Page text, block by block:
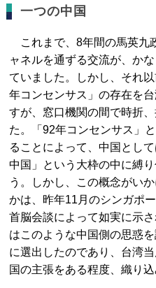
一つの中国
これまで、8年間の馬英九
ャネルを通ずる交流が、か
ていました。しかし、それ
年コンセンサス」の存在を
すが、窓口機関の間で時折
た。「92年コンセンサス」
ることによって、中国とし
中国」という大枠の中に縛
う。しかし、この概念がい
かは、昨年11月のシンガポ
首脳会談によって如実に示
はこのような中国側の思惑
に選出したのであり、台湾
国の主張をある程度、織り込